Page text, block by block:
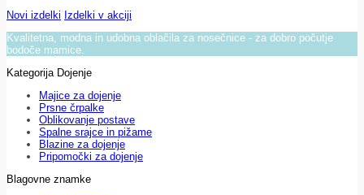
Novi izdelki Izdelki v akciji
Kvalitetna, modna in udobna oblačila za nosečnice - za dobro počutje
bodoče mamice.
Kategorija Dojenje
Majice za dojenje
Prsne črpalke
Oblikovanje postave
Spalne srajce in pižame
Blazine za dojenje
Pripomočki za dojenje
Blagovne znamke